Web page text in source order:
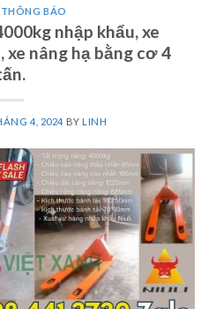
BÁO
nhập khẩu, xe
nâng hạ bằng cơ 4
4, 2024 BYLINH